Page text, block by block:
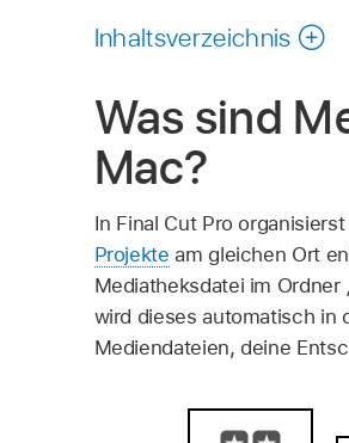
Inhaltsverzeichnis
Was sind
Mac?
In Final Cut Pro
Projekte am gleichen Ort
Mediatheksdatei im
wird dieses automatisch in
Mediendateien, deine